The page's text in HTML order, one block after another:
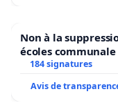
Non à la
184 signatures
Avis de